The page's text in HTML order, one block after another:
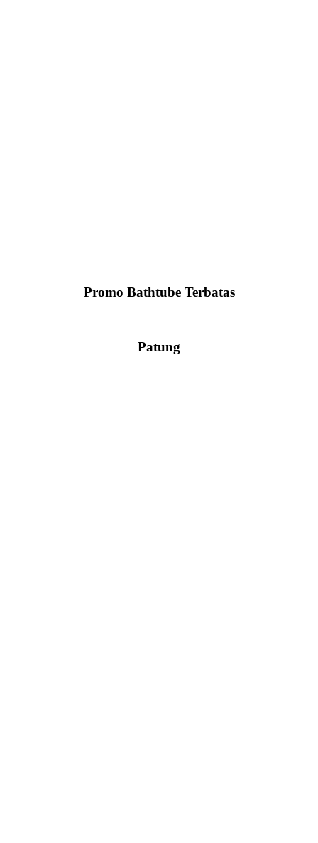
Promo Bathtube Terbatas
Patung